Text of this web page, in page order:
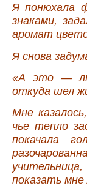
Я понюхала
знаками,
аромат
Я снова
«А это —
откуда шел
Мне
чье тепло
покачала
показать мне